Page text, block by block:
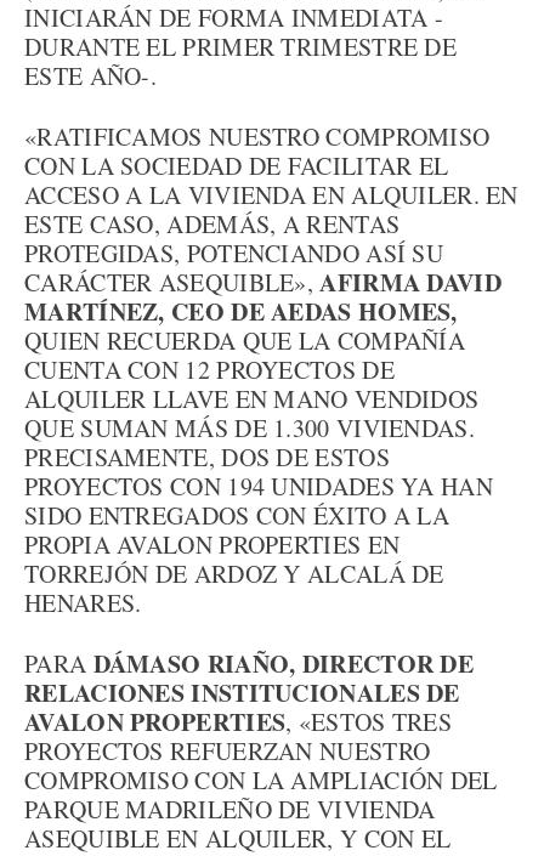
INICIARÁN DE FORMA INMEDIATA -
DURANTE EL PRIMER TRIMESTRE DE
ESTE AÑO-.
«RATIFICAMOS NUESTRO COMPROMISO
CON LA SOCIEDAD DE FACILITAR EL
ACCESO A LA VIVIENDA EN ALQUILER. EN
ESTE CASO, ADEMÁS, A RENTAS
PROTEGIDAS, POTENCIANDO ASÍ SU
CARÁCTER ASEQUIBLE»,AFIRMA DAVID
MARTÍNEZ, CEO DE AEDAS HOMES,
QUIEN RECUERDA QUE LA COMPAÑÍA
CUENTA CON 12 PROYECTOS DE
ALQUILER LLAVE EN MANO VENDIDOS
QUE SUMAN MÁS DE 1.300 VIVIENDAS.
PRECISAMENTE, DOS DE ESTOS
PROYECTOS CON 194 UNIDADES YA HAN
SIDO ENTREGADOS CON ÉXITO A LA
PROPIA AVALON PROPERTIES EN
TORREJÓN DE ARDOZ Y ALCALÁ DE
HENARES.
PARA DÁMASO RIAÑO, DIRECTOR DE
RELACIONES INSTITUCIONALES DE
AVALON PROPERTIES, «ESTOS TRES
PROYECTOS REFUERZAN NUESTRO
COMPROMISO CON LA AMPLIACIÓN DEL
PARQUE MADRILEÑO DE VIVIENDA
ASEQUIBLE EN ALQUILER, Y CON EL